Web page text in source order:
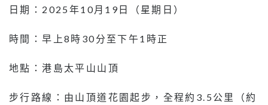
日期：2025年10月19日（星期日）
時間：早上8時30分至下午1時正
地點：港島太平山山頂
步行路線：由山頂道花園起步，全程約3.5公里（約